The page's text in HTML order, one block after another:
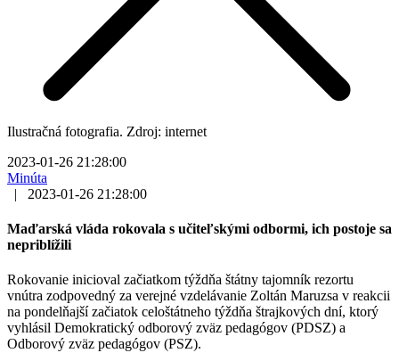
Ilustračná fotografia. Zdroj: internet
2023-01-26 21:28:00
Minúta
|
2023-01-26 21:28:00
Maďarská vláda rokovala s učiteľskými odbormi, ich postoje sa
nepriblížili
Rokovanie inicioval začiatkom týždňa štátny tajomník rezortu
vnútra zodpovedný za verejné vzdelávanie Zoltán Maruzsa v reakcii
na pondelňajší začiatok celoštátneho týždňa štrajkových dní, ktorý
vyhlásil Demokratický odborový zväz pedagógov (PDSZ) a
Odborový zväz pedagógov (PSZ).